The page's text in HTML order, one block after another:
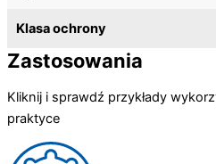
Klasa ochrony
Zastosowania
Kliknij i sprawdź przykłady
praktyce